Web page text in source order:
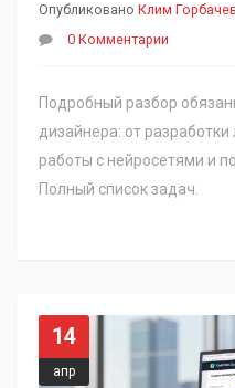
Опубликовано Клим Горбачев
0 Комментарии
Подробный разбор
дизайнера: от
работы с нейросетями и
Полный список задач.
14
апр